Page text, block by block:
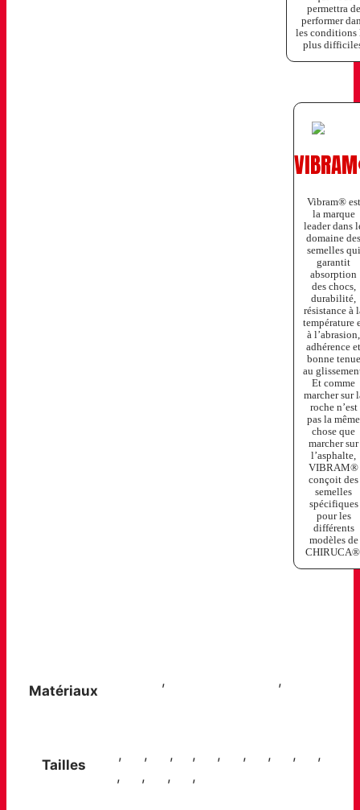
permettra de
performer
les conditions
plus
Vibram® est
la marque
leader dans
domaine des
semelles qui
garantit
absorption
des chocs,
durabilité,
résistance à
température
à l’abrasion,
adhérence et
bonne tenue
au
Et comme
marcher sur
roche n’est
pas la même
chose que
marcher sur
l’asphalte,
VIBRAM®
conçoit des
semelles
spécifiques
pour les
différents
modèles de
Matériaux
,
,
Tailles
, , , , , , , ,
,
, , , ,